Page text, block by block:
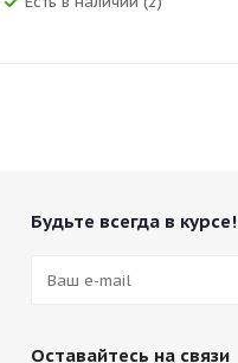
Будьте всегда в курсе!
Оставайтесь на связи